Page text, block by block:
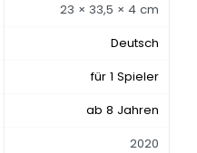
23 × 33,5 × 4 cm
Deutsch
für 1 Spieler
ab 8 Jahren
2020